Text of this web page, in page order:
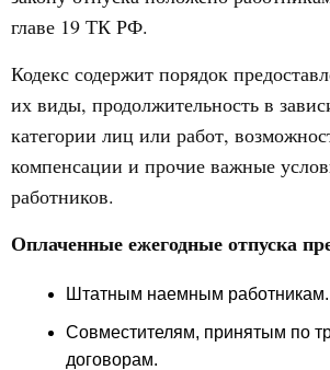
главе 19 ТК РФ.
Кодекс содержит порядок
их виды, продолжительность в
категории лиц или работ,
компенсации и прочие важные
работников.
Оплаченные ежегодные отпуска
Штатным наемным работникам.
Совместителям, принятым по
договорам.